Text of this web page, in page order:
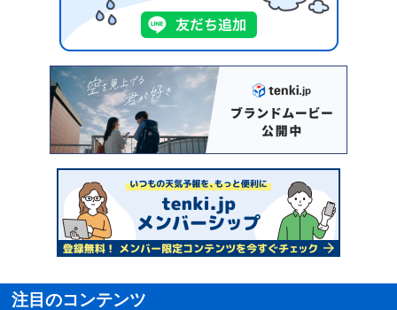
注目のコンテンツ